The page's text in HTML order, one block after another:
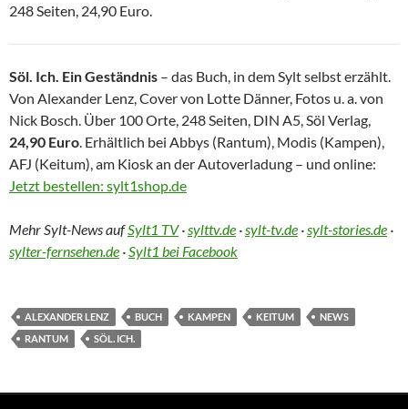
248 Seiten, 24,90 Euro.
Söl. Ich. Ein Geständnis – das Buch, in dem Sylt selbst erzählt.
Von Alexander Lenz, Cover von Lotte Dänner, Fotos u. a. von
Nick Bosch. Über 100 Orte, 248 Seiten, DIN A5, Söl Verlag,
24,90 Euro. Erhältlich bei Abbys (Rantum), Modis (Kampen),
AFJ (Keitum), am Kiosk an der Autoverladung – und online:
Jetzt bestellen: sylt1shop.de
Mehr Sylt-News aufSylt1 TV·sylttv.de ·sylt-tv.de ·sylt-stories.de ·
sylter-fernsehen.de ·Sylt1 bei Facebook
ALEXANDER LENZ BUCH KAMPEN KEITUM
NEWS
RANTUM
SÖL. ICH.